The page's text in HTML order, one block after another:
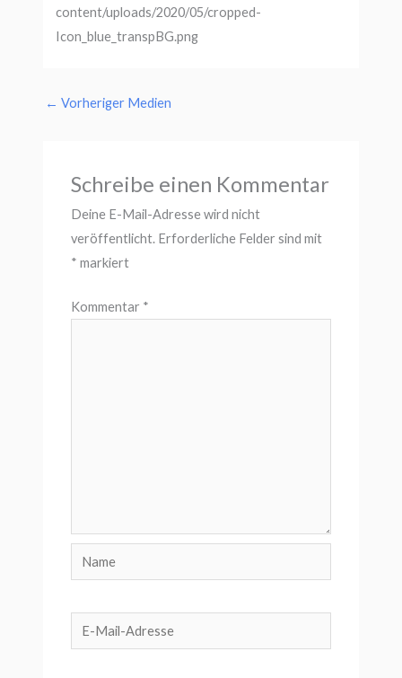
content/uploads/2020/05/cropped-
Icon_blue_transpBG.png
← Vorheriger Medien
Schreibe einen Kommentar
Deine E-Mail-Adresse wird nicht
veröffentlicht. Erforderliche Felder sind mit
* markiert
Kommentar *
Name
E-
Mail-